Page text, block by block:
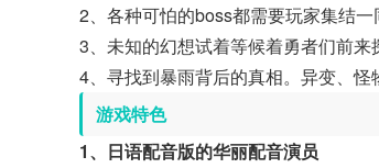
2、各种可怕的boss都需要玩家集结
3、未知的幻想试着等候着勇者们前
4、寻找到暴雨背后的真相。异变、怪
游戏特色
1、日语配音版的华丽配音演员